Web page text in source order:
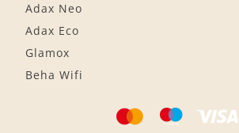
Adax Neo
Adax Eco
Glamox
Beha Wifi